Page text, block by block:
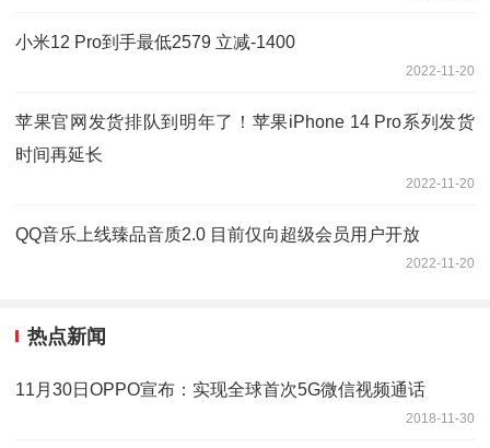
小米12 Pro到手最低2579 立减-1400
2022-11-20
苹果官网发货排队到明年了！苹果iPhone 14 Pro系列发货
时间再延长
2022-11-20
QQ音乐上线臻品音质2.0 目前仅向超级会员用户开放
2022-11-20
热点新闻
11月30日OPPO宣布：实现全球首次5G微信视频通话
2018-11-30